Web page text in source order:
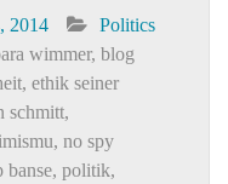
2014
Politics
wimmer, blog
, ethik seiner
schmitt,
, no spy
banse, politik,